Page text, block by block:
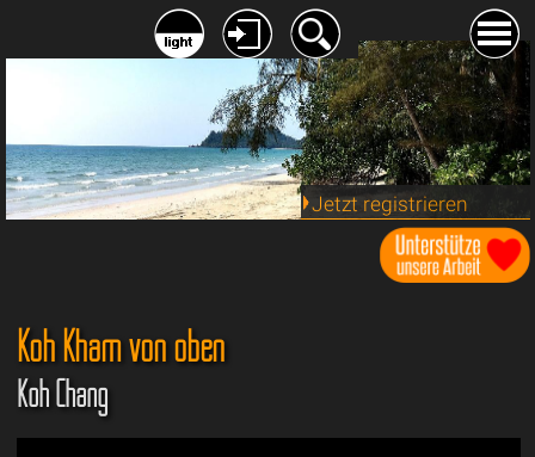
Jetzt registrieren
Koh Kham von oben
Koh Chang